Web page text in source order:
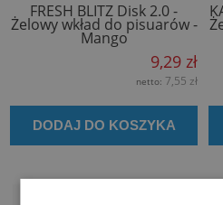
FRESH BLITZ Disk 2.0 -
Żelowy wkład do pisuarów -
Mango
9,29 zł
netto: 7,55 zł
DODAJ DO KOSZYKA